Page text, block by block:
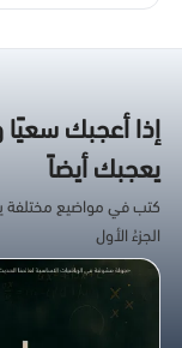
إذا أعجبك سعيًا
يعجبك أيضاً
كتب في مواضيع مختلفة
الجزءُ الأول